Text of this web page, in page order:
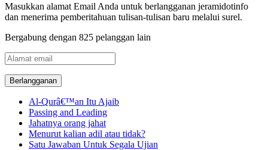
Masukkan alamat Email Anda untuk berlangganan jeramidotinfo
dan menerima pemberitahuan tulisan-tulisan baru melalui surel.
Bergabung dengan 825 pelanggan lain
Alamat
email
Al-Qurâ€™an Itu Ajaib
Passing and Leading
Jahatnya orang jahat
Menurut kalian adil atau tidak?
Satu Jawaban Untuk Segala Ujian